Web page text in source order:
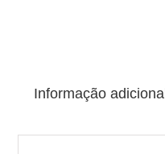
Informação adicional